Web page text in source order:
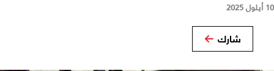
10 أيلول 2025
شارك